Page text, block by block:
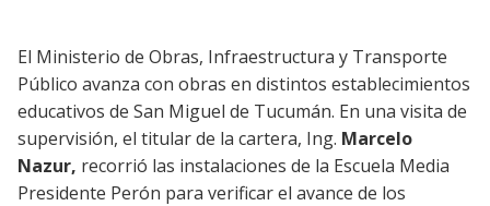
El Ministerio de Obras, Infraestructura y Transporte
Público avanza con obras en distintos establecimientos
educativos de San Miguel de Tucumán. En una visita de
supervisión, el titular de la cartera, Ing. Marcelo
Nazur, recorrió las instalaciones de la Escuela Media
Presidente Perón para verificar el avance de los